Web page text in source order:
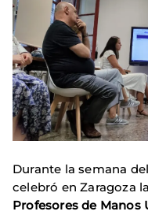
Durante la semana
celebró en Zaragoza la
Profesores de Manos